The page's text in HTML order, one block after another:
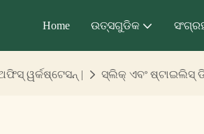
Home ଉତ୍ସଗୁଡିକ
ୱର୍କଷ୍ଟେସନ୍ | ସ୍ଲିକ୍ ଏବଂ ଷ୍ଟାଇଲିସ୍